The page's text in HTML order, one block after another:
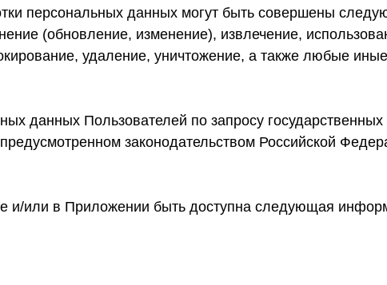
персональных данных могут быть совершены
(обновление, изменение), извлечение,
удаление, уничтожение, а также любые
данных Пользователей по запросу
законодательством Российской
и/или в Приложении быть доступна следующая